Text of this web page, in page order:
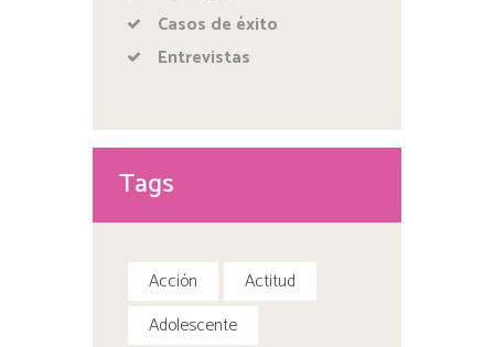
Casos de éxito
Entrevistas
Tags
Acción
Actitud
Adolescente